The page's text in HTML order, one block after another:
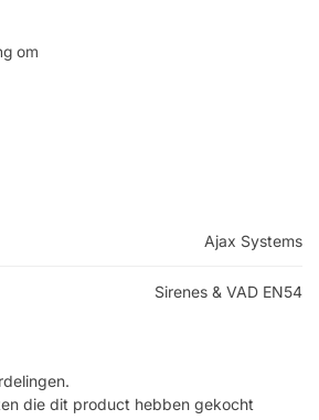
om
Ajax Systems
Sirenes & VAD EN54
die dit product hebben gekocht